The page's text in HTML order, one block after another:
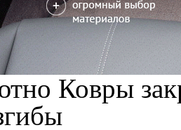
Ковры